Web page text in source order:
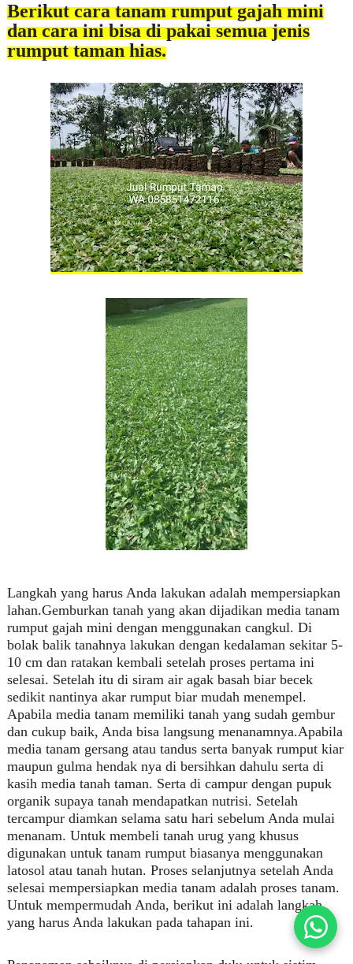
Berikut cara tanam rumput gajah mini
dan cara ini bisa di pakai semua jenis
rumput taman hias.
Langkah yang harus Anda lakukan adalah mempersiapkan
lahan.Gemburkan tanah yang akan dijadikan media tanam
rumput gajah mini dengan menggunakan cangkul. Di
bolak balik tanahnya lakukan dengan kedalaman sekitar 5-
10 cm dan ratakan kembali setelah proses pertama ini
selesai. Setelah itu di siram air agak basah biar becek
sedikit nantinya akar rumput biar mudah menempel.
Apabila media tanam memiliki tanah yang sudah gembur
dan cukup baik, Anda bisa langsung menanamnya.Apabila
media tanam gersang atau tandus serta banyak rumput kiar
maupun gulma hendak nya di bersihkan dahulu serta di
kasih media tanah taman. Serta di campur dengan pupuk
organik supaya tanah mendapatkan nutrisi. Setelah
tercampur diamkan selama satu hari sebelum Anda mulai
menanam. Untuk membeli tanah urug yang khusus
digunakan untuk tanam rumput biasanya menggunakan
latosol atau tanah hutan. Proses selanjutnya setelah Anda
selesai mempersiapkan media tanam adalah proses tanam.
Untuk mempermudah Anda, berikut ini adalah langkah
yang harus Anda lakukan pada tahapan ini.